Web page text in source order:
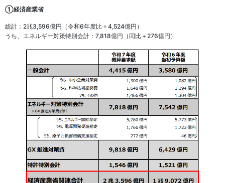
①経済産業省
総計：2兆3,596億円（令和6年度比＋4,524億円）
うち、エネルギー対策特別会計：7,818億円（同比＋276億円）